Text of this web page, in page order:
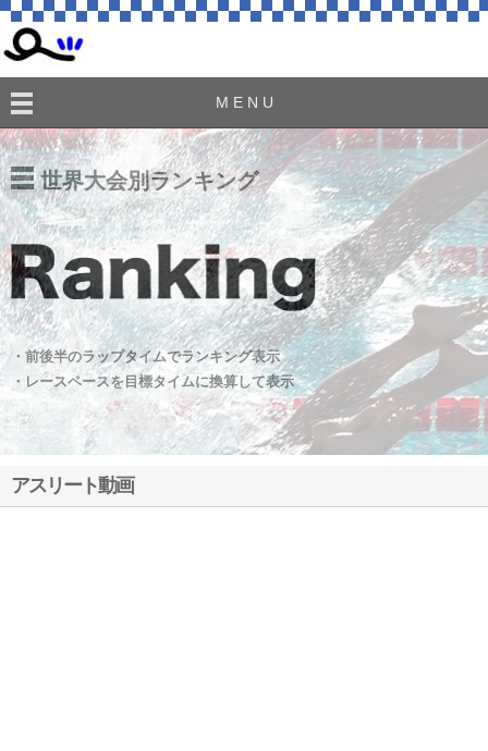
M E N U
世界大会別ランキング
・前後半のラップタイムでランキング表示
・レースペースを目標タイムに換算して表示
アスリート動画